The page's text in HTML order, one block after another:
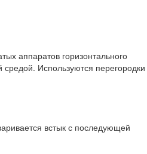
аппаратов горизонтального
Используются перегородки
встык с последующей